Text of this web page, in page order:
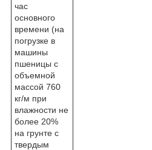
час
основного
времени (на
погрузке в
машины
пшеницы с
объемной
массой 760
кг/м при
влажности не
более 20%
на грунте с
твердым